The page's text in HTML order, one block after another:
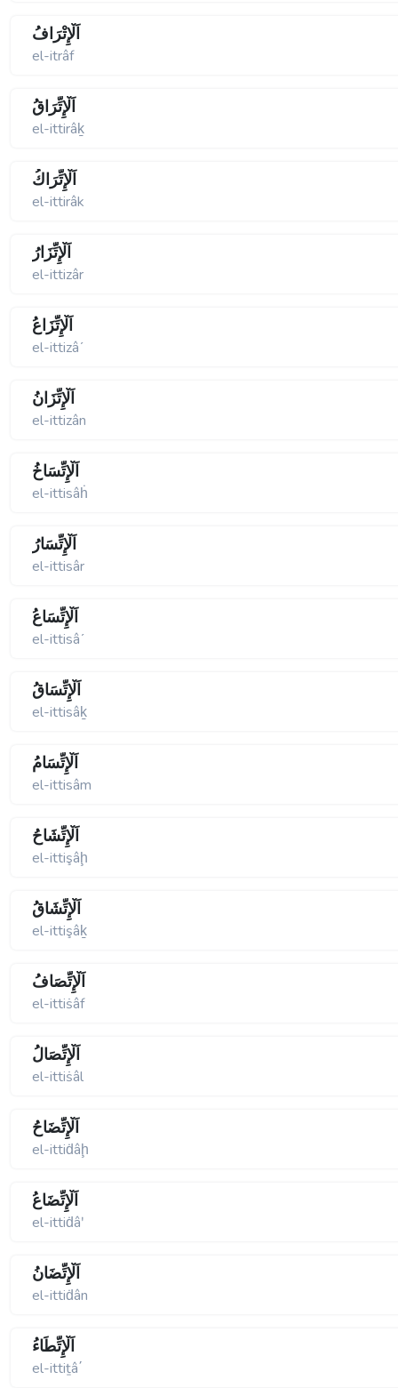
اَلْإِتْرَافُ
el-itrâf
اَلْإِتِّرَاقُ
el-ittirâḵ
اَلْإِتِّرَاكُ
el-ittirâk
اَلْإِتِّزَارُ
el-ittizâr
اَلْإِتِّزَاعُ
el-ittizâʹ
اَلْإِتِّزَانُ
el-ittizân
اَلْإِتِّسَاخُ
el-ittisâḣ
اَلْإِتِّسَارُ
el-ittisâr
اَلْإِتِّسَاعُ
el-ittisâʹ
اَلْإِتِّسَاقُ
el-ittisâḵ
اَلْإِتِّسَامُ
el-ittisâm
اَلْإِتِّشَاحُ
el-ittişâḩ
اَلْإِتِّشَاقُ
el-ittişâḵ
اَلْإِتِّصَافُ
el-ittiṡâf
اَلْإِتِّصَالُ
el-ittiṡâl
اَلْإِتِّضَاحُ
el-ittiḋâḩ
اَلْإِتِّضَاعُ
el-ittiḋâʹ
اَلْإِتِّضَانُ
el-ittiḋân
اَلْإِتِّطَاءُ
el-ittiṯâ΄